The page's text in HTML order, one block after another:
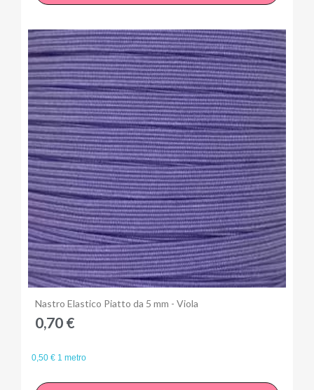
Anteprima
Nastro Elastico Piatto da 5 mm - Viola
0,70 €
0,50 € 1 metro